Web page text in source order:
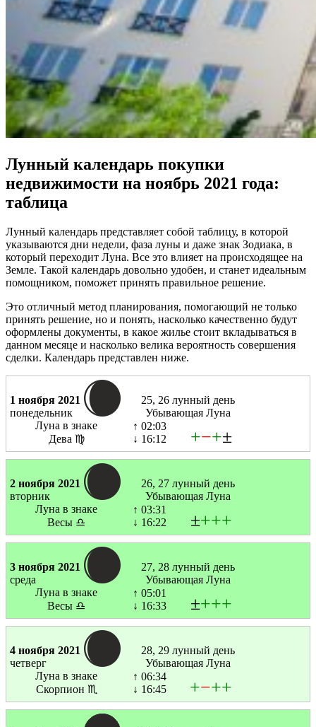
Лунный календарь покупки
недвижимости на ноябрь 2021 года:
таблица
Лунный календарь представляет собой таблицу, в которой
указываются дни недели, фаза луны и даже знак Зодиака, в
который переходит Луна. Все это влияет на происходящее на
Земле. Такой календарь довольно удобен, и станет идеальным
помощником, поможет принять правильное решение.
Это отличный метод планирования, помогающий не только
принять решение, но и понять, насколько качественно будут
оформлены документы, в какое жилье стоит вкладываться в
данном месяце и насколько велика вероятность совершения
сделки. Календарь представлен ниже.
1 ноября 2021
понедельник
25, 26 лунный день
Убывающая Луна
Луна в знаке
Дева ♍
↑ 02:03
↓ 16:12
+−+±
2 ноября 2021
вторник
26, 27 лунный день
Убывающая Луна
Луна в знаке
Весы ♎
↑ 03:31
↓ 16:22
±+++
3 ноября 2021
среда
27, 28 лунный день
Убывающая Луна
Луна в знаке
Весы ♎
↑ 05:01
↓ 16:33
±+++
4 ноября 2021
четверг
28, 29 лунный день
Убывающая Луна
Луна в знаке
Скорпион ♏
↑ 06:34
↓ 16:45
+−++